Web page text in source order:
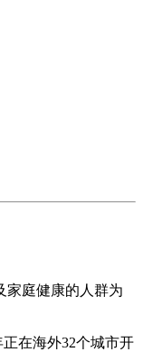
家庭健康的人群为
在海外32个城市开